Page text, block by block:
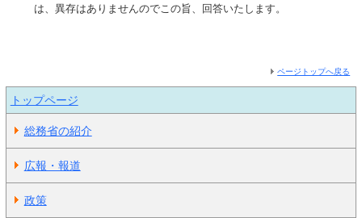
は、異存はありませんのでこの旨、回答いたします。
ページトップへ戻る
トップページ
総務省の紹介
広報・報道
政策